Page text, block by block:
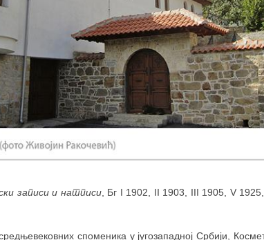
записи и натписи, Бг I 1902, II 1903, III 1905, V
споменика у југозападној Србији,